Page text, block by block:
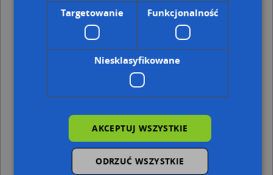
Adresy w pobliżu
Wąbrzeźno, Mickiewicza Adama 3, Ulica (87-200)
Wąbrzeźno, Partyzanta 1, Ulica (87-200) (→ 15 m)
Wąbrzeźno, Mickiewicza Adama 1, Ulica (87-200)
Wąbrzeźno, Mickiewicza Adama 7, Ulica (87-200)
Wąbrzeźno, Partyzanta 2, Ulica (87-200)
Wąbrzeźno, Kopernika Mikołaja 2, Ulica (87-200) (→ 21 m)
Wąbrzeźno, Mestwina 9, Ulica (87-200)
(→ 29 m)
Wąbrzeźno, Poniatowskiego 20, Ulica (87-200)
Wąbrzeźno, Królowej Jadwigi 1, Ulica (87-200) (→ 47 m)
Targetowanie Funkcjonalność
Niesklasyfikowane
AKCEPTUJ WSZYSTKIE
ODRZUĆ WSZYSTKIE